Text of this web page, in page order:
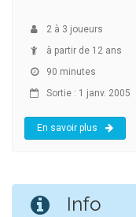
2 à 3 joueurs
à partir de 12 ans
90 minutes
Sortie : 1 janv. 2005
En savoir plus
Info